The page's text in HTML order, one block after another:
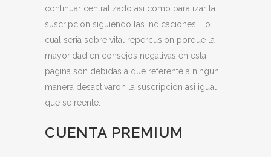
continuar centralizado asi como paralizar la
suscripcion siguiendo las indicaciones. Lo
cual seria sobre vital repercusion porque la
mayoridad en consejos negativas en esta
pagina son debidas a que referente a ningun
manera desactivaron la suscripcion asi igual
que se reente.
CUENTA PREMIUM